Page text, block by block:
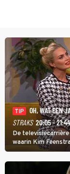
TIP
OH, WAT EEN
STRAKS 20:05 - 21:44
De
waarin Kim
Oh, Wat een Jaar!
jaar waarin ze